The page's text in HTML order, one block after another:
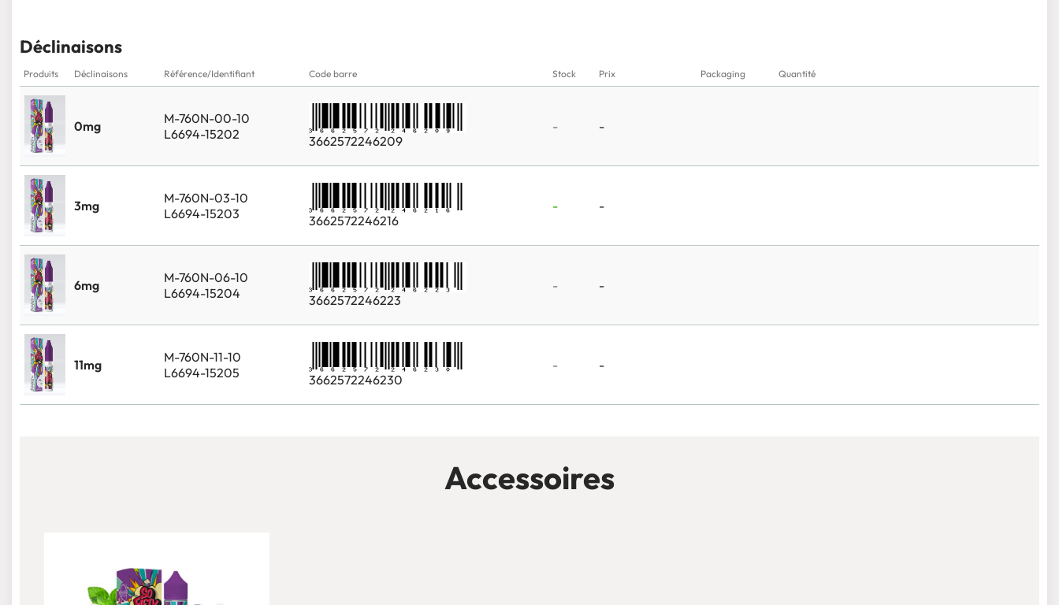
Déclinaisons
Produits Déclinaisons Référence/Identifiant Code barre Stock Prix Packaging Quantité
0mg
M-760N-00-10
L6694-15202
3662572246209
- -
3mg
M-760N-03-10
L6694-15203
3662572246216
- -
6mg
M-760N-06-10
L6694-15204
3662572246223
- -
11mg
M-760N-11-10
L6694-15205
3662572246230
- -
Accessoires